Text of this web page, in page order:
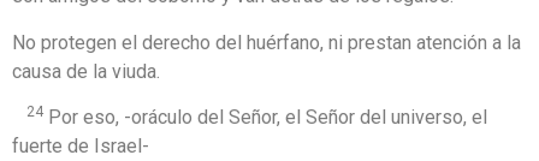
No protegen el derecho del huérfano, ni prestan atención a la
causa de la viuda.
24 Por eso, -oráculo del Señor, el Señor del universo, el
fuerte de Israel-